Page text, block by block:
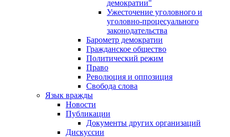
демократии"
Ужесточение уголовного и
уголовно-процесуального
законодательства
Барометр демократии
Гражданское общество
Политический режим
Право
Революция и оппозиция
Свобода слова
Язык вражды
Новости
Публикации
Документы других организаций
Дискуссии